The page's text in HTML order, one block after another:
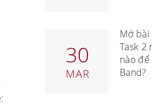
30
MAR
Mở
Task 2
nào
Band?